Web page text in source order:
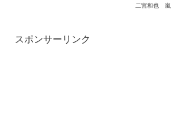
二宮和也
嵐
スポンサーリンク